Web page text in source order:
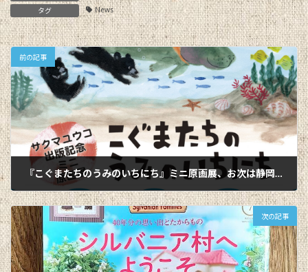
タグ News
前の記事
『こぐまたちのうみのいちにち』ミニ原画展、お次は静岡へ！
2025-05-15
次の記事